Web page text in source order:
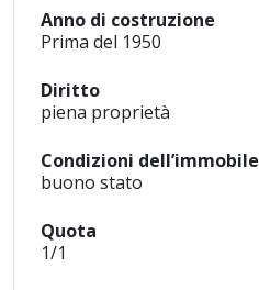
Anno di costruzione
Prima del 1950
Diritto
piena proprietà
Condizioni dell’immobile
buono stato
Quota
1/1